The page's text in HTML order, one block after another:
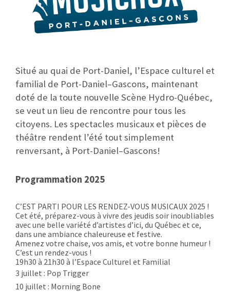
Situé au quai de Port-Daniel, l’Espace culturel et
familial de Port-Daniel–Gascons, maintenant
doté de la toute nouvelle Scène Hydro-Québec,
se veut un lieu de rencontre pour tous les
citoyens. Les spectacles musicaux et pièces de
théâtre rendent l’été tout simplement
renversant, à Port-Daniel–Gascons!
Programmation 2025
C’EST PARTI POUR LES RENDEZ-VOUS MUSICAUX 2025 !
Cet été, préparez-vous à vivre des jeudis soir inoubliables
avec une belle variété d’artistes d’ici, du Québec et ce,
dans une ambiance chaleureuse et festive.
Amenez votre chaise, vos amis, et votre bonne humeur !
C’est un rendez-vous !
19h30 à 21h30 à l’Espace Culturel et Familial
3 juillet : Pop Trigger
10 juillet : Morning Bone